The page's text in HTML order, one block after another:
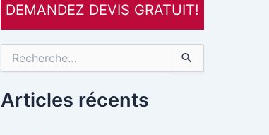
DEMANDEZ DEVIS GRATUIT!
h
e
Articles récents